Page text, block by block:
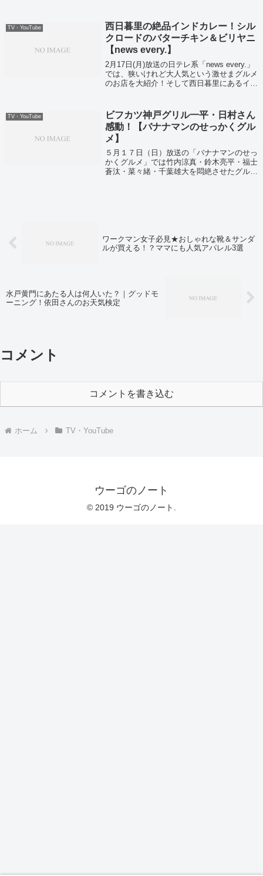
TV・YouTube
西日暮里の絶品インドカレー！シル
クロードのバターチキン＆ビリヤニ
【news every.】
2月17日(月)放送の日テレ系「news every.」
では、狭いけれど大人気という激せまグルメ
のお店を大紹介！そして西日暮里にあるイン
TV・YouTube
ビフカツ神戸グリル一平・日村さん
感動！【バナナマンのせっかくグル
メ】
５月１７日（日）放送の「バナナマンのせっ
かくグルメ」では竹内涼真・鈴木亮平・福士
蒼汰・菜々緒・千葉雄大を悶絶させたグル
ワークマン女子必見★おしゃれな靴＆サンダ
ルが買える！？ママにも人気アパレル3選
水戸黄門にあたる人は何人いた？｜グッドモ
ーニング！依田さんのお天気検定
コメント
コメントを書き込む
ホーム TV・YouTube
ウーゴのノート
© 2019 ウーゴのノート.